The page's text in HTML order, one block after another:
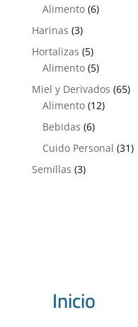
Alimento 66
Harinas 33
productos
Hortalizas 55
productos
Alimento 55
productos
Miel y Derivados 6565
Alimento 1212
Bebidas 66
productos
Cuido Personal 3131
Semillas 33
Inicio